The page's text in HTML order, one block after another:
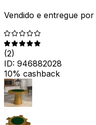
Vendido e entregue por
(2)
ID: 946882028
10% cashback